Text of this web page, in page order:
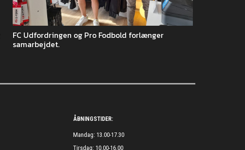
FC Udfordringen og Pro Fodbold forlænger
samarbejdet.
ÅBNINGSTIDER:
Mandag: 13.00-17.30
Tirsdag: 10.00-16.00